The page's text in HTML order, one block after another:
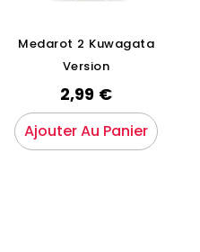
Medarot 2 Kuwagata
Version
2,99 €
Ajouter Au Panier